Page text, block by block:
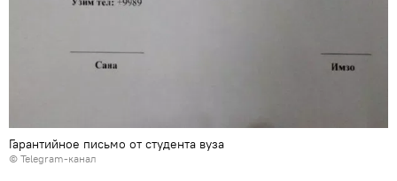
Гарантийное письмо от студента вуза
© Telegram-канал